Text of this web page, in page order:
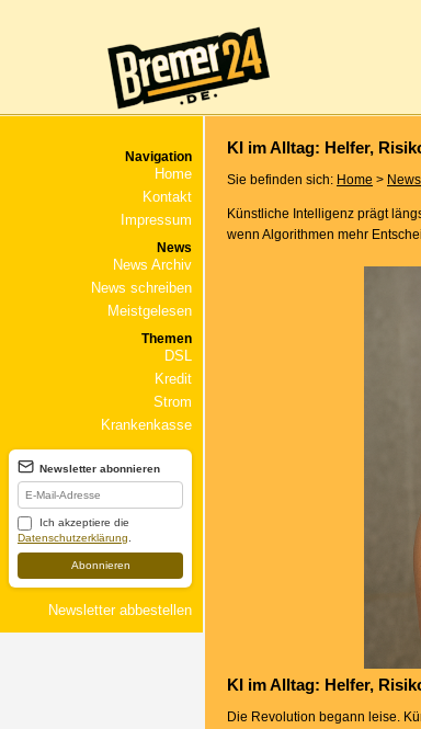
Navigation
Home
Kontakt
Impressum
News
News Archiv
News schreiben
Meistgelesen
Themen
DSL
Kredit
Strom
Krankenkasse
Newsletter abonnieren
Ich akzeptiere die
Datenschutzerklärung
Abonnieren
Newsletter abbestellen
KI im Alltag: Helfer,
Sie befinden sich: Home >
Künstliche Intelligenz prägt
wenn Algorithmen mehr
KI im Alltag: Helfer,
Die Revolution begann leise.